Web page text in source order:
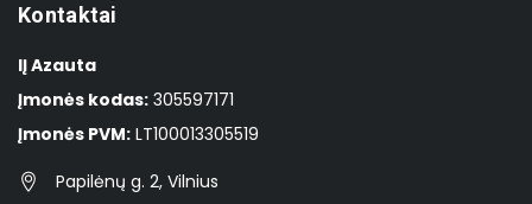
Kontaktai
IĮ Azauta
Įmonės kodas: 305597171
Įmonės PVM: LT100013305519
Papilėnų g. 2, Vilnius